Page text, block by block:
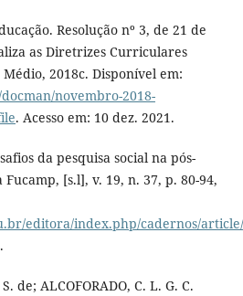
Resolução nº 3, de 21 de
as Diretrizes Curriculares
2018c. Disponível em:
novembro-2018-
. Acesso em: 10 dez. 2021.
da pesquisa social na pós-
[s.l], v. 19, n. 37, p. 80-94,
editora/index.php/cadernos/
de; ALCOFORADO, C. L. G. C.